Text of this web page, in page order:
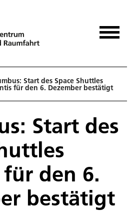
Start des Space Shuttles
für den 6. Dezember bestätigt
Start des
den 6.
bestätigt